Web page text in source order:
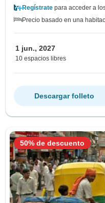
Regístrate para acceder a
Precio basado en una
1 jun., 2027
10 espacios libres
Descargar folleto
50% de descuento